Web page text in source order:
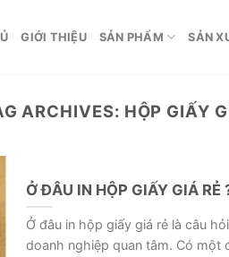
GIỚI THIỆU SẢN PHẨM SẢN
ARCHIVES: HỘP GIẤY
Ở ĐÂU IN HỘP GIẤY GIÁ RẺ
Ở đâu in hộp giấy giá rẻ là câu
doanh nghiệp quan tâm. Có một